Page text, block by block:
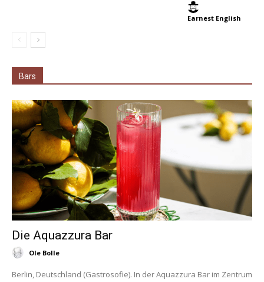
Earnest English
Bars
Die Aquazzura Bar
Ole Bolle
Berlin, Deutschland (Gastrosofie). In der Aquazzura Bar im Zentrum